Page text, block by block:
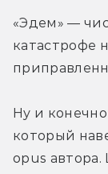
«Эдем» —
катастрофе
Ну и
который
opus